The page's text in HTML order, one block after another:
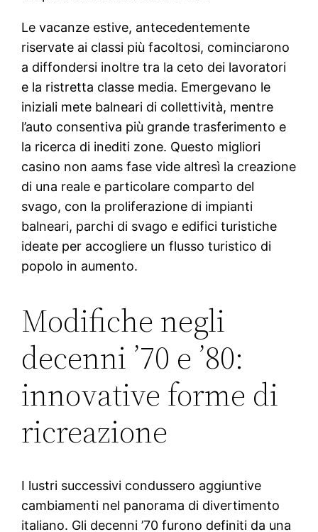
Le vacanze estive, antecedentemente
riservate ai classi più facoltosi, cominciarono
a diffondersi inoltre tra la ceto dei lavoratori
e la ristretta classe media. Emergevano le
iniziali mete balneari di collettività, mentre
l’auto consentiva più grande trasferimento e
la ricerca di inediti zone. Questo migliori
casino non aams fase vide altresì la creazione
di una reale e particolare comparto del
svago, con la proliferazione di impianti
balneari, parchi di svago e edifici turistiche
ideate per accogliere un flusso turistico di
popolo in aumento.
Modifiche negli
decenni ’70 e ’80:
innovative forme di
ricreazione
I lustri successivi condussero aggiuntive
cambiamenti nel panorama di divertimento
italiano. Gli decenni ’70 furono definiti da una